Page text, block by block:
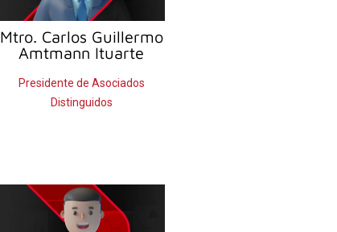
Mtro. Carlos Guillermo
Amtmann Ituarte
Presidente de Asociados
Distinguidos